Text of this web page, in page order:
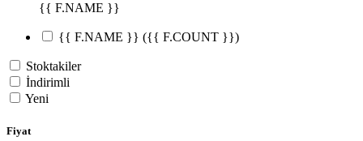
{{ F.NAME }}
{{ F.NAME }} ({{ F.COUNT }})
Stoktakiler
İndirimli
Yeni
Fiyat